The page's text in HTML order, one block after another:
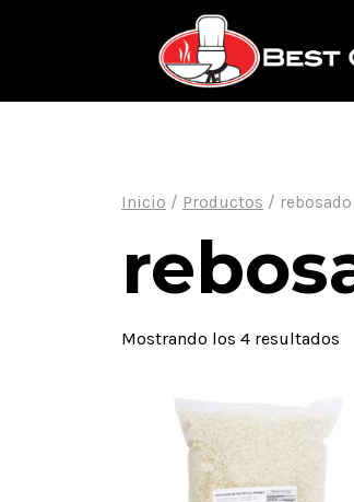
Inicio / Productos / rebosado
Mostrando los 4 resultados